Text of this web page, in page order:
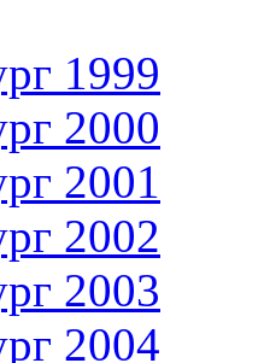
1999
2000
2001
2002
2003
2004